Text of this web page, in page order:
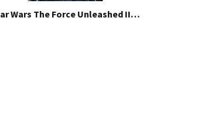
Wars The Force Unleashed II…